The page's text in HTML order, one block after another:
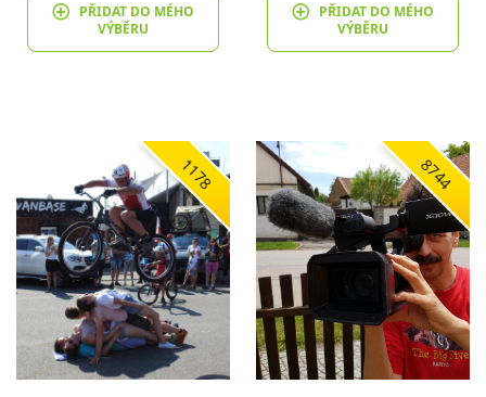
PŘIDAT DO MÉHO
VÝBĚRU
PŘIDAT DO MÉHO
VÝBĚRU
1178 8744